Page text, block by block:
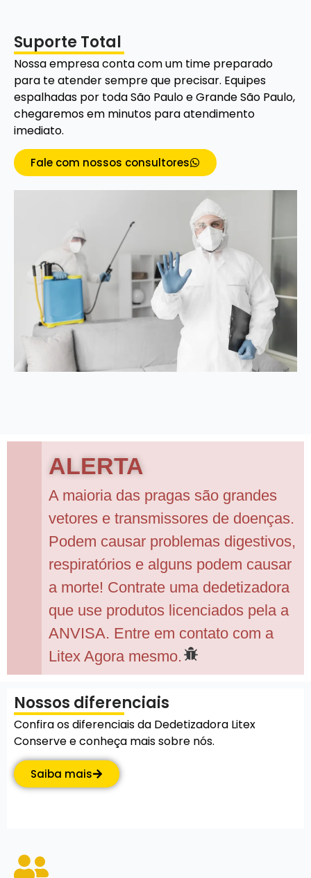
Suporte Total
Nossa empresa conta com um time preparado
para te atender sempre que precisar. Equipes
espalhadas por toda São Paulo e Grande São Paulo,
chegaremos em minutos para atendimento
imediato.
Fale com nossos consultores
ALERTA
A maioria das pragas são grandes
vetores e transmissores de doenças.
Podem causar problemas digestivos,
respiratórios e alguns podem causar
a morte! Contrate uma dedetizadora
que use produtos licenciados pela a
ANVISA. Entre em contato com a
Litex Agora mesmo.
Nossos diferenciais
Confira os diferenciais da Dedetizadora Litex
Conserve e conheça mais sobre nós.
Saiba mais